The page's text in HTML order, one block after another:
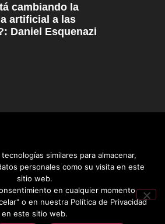
cambiando la
artificial a las
Daniel Esquenazi
informativo © 2026
similares para almacenar,
personales como su visita en este
sitio web.
en cualquier momento
o en nuestra Política de Privacidad
en este sitio web.